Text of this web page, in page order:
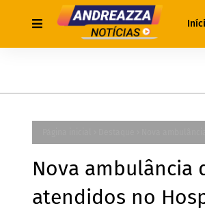
Nova ambulância
atendidos no